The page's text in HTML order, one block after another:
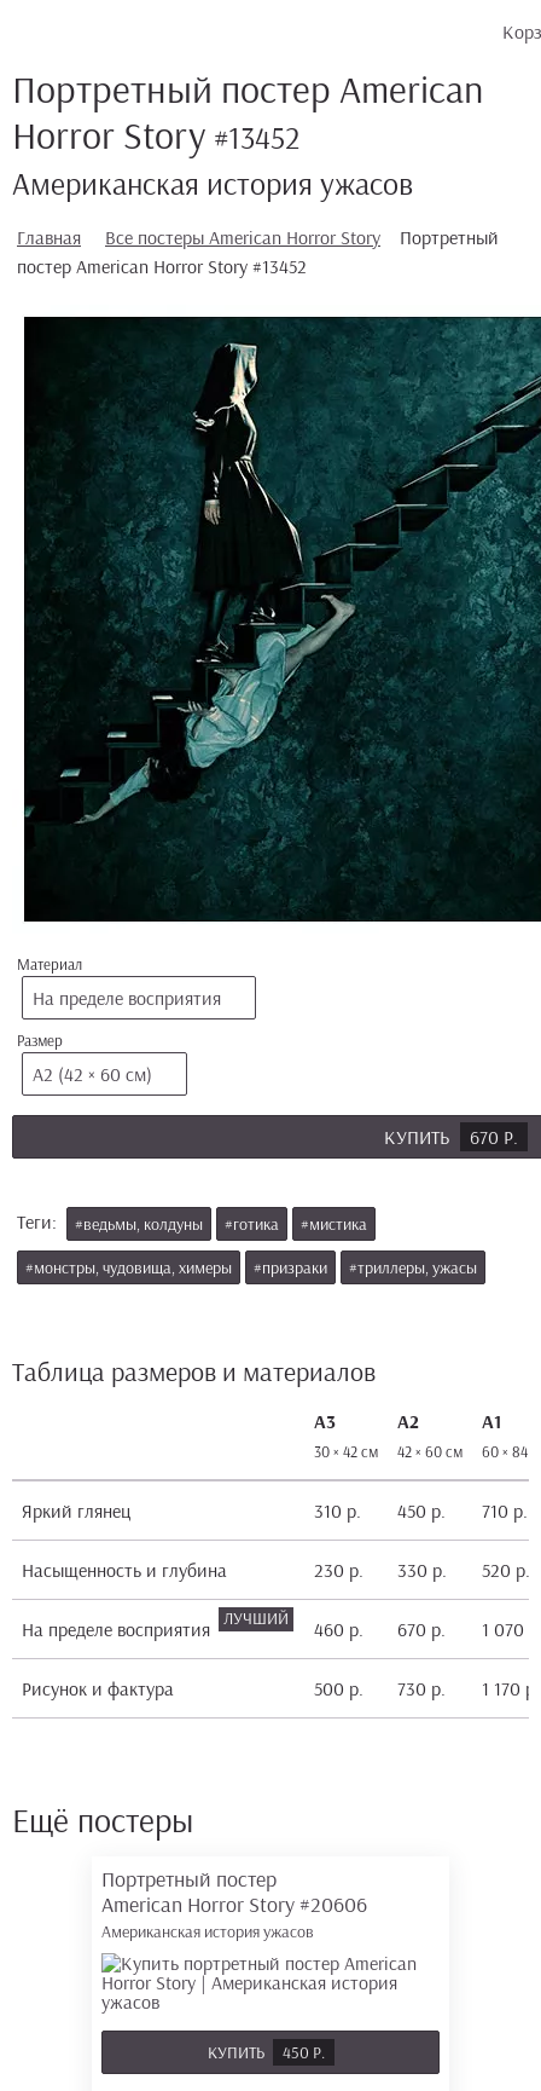
Портретный постер American
Horror Story #13452
Американская история ужасов
Главная Все постеры American Horror Story
Портретный
постер American Horror Story #13452
Материал
На пределе восприятия
Размер
А2 (42 × 60 см)
КУПИТЬ 670 Р.
Теги: #ведьмы, колдуны #готика
#мистика
#монстры, чудовища, химеры
#призраки #триллеры, ужасы
Таблица размеров и материалов
А3
30 × 42 см
А2
42 × 60 см
А1
60 × 84
Яркий глянец 310 р. 450 р. 710 р.
Насыщенность и глубина 230 р. 330 р. 520 р.
На пределе восприятия 460 р. 670 р. 1 070
Рисунок и фактура 500 р. 730 р. 1 170 р.
Ещё постеры
Портретный постер
American Horror Story #20606
Американская история ужасов
КУПИТЬ 450 Р.